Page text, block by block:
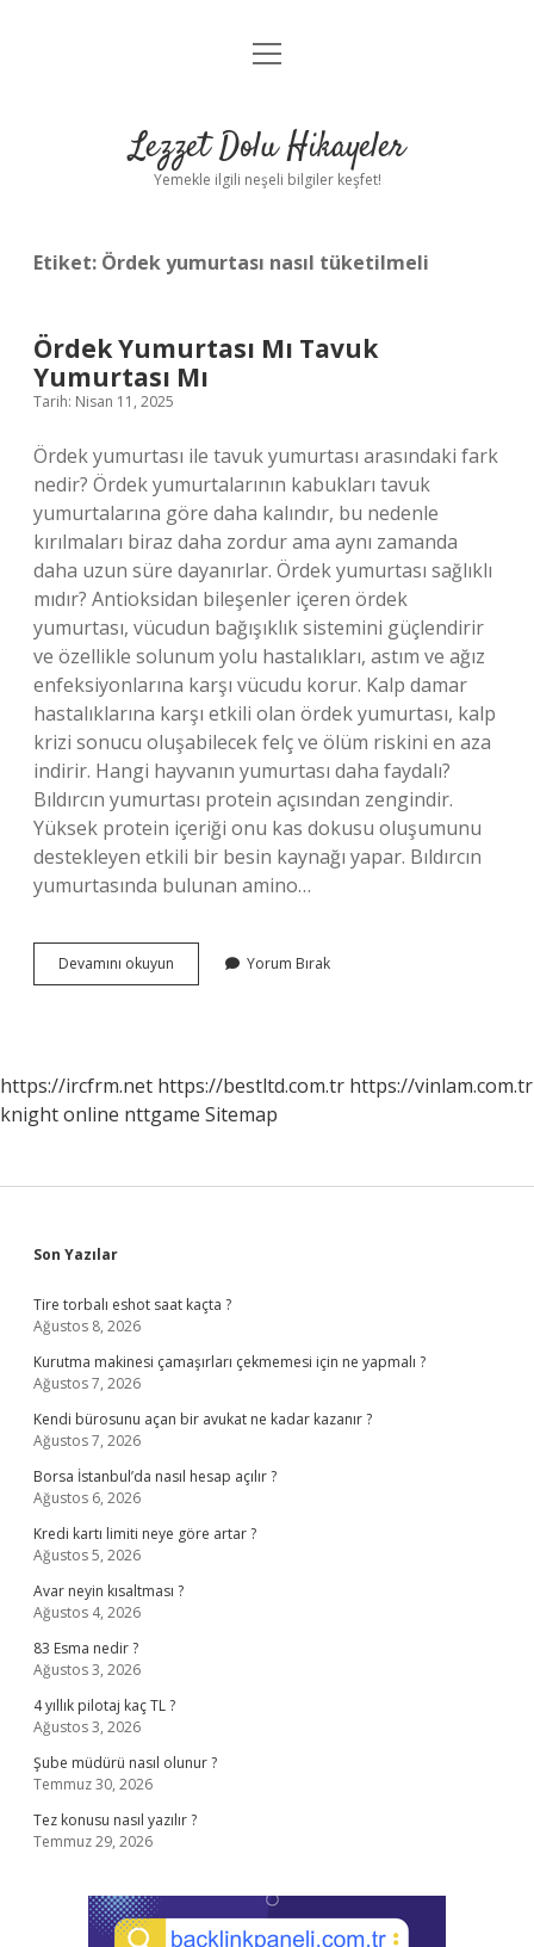
Anasayfa
Yasal Uyarı
menüyü
Lezzet Dolu Hikayeler
Yemekle ilgili neşeli bilgiler keşfet!
Etiket: Ördek yumurtası nasıl tüketilmeli
Ördek Yumurtası Mı Tavuk
Yumurtası Mı
Tarih: Nisan 11, 2025
Ördek yumurtası ile tavuk yumurtası arasındaki fark
nedir? Ördek yumurtalarının kabukları tavuk
yumurtalarına göre daha kalındır, bu nedenle
kırılmaları biraz daha zordur ama aynı zamanda
daha uzun süre dayanırlar. Ördek yumurtası sağlıklı
mıdır? Antioksidan bileşenler içeren ördek
yumurtası, vücudun bağışıklık sistemini güçlendirir
ve özellikle solunum yolu hastalıkları, astım ve ağız
enfeksiyonlarına karşı vücudu korur. Kalp damar
hastalıklarına karşı etkili olan ördek yumurtası, kalp
krizi sonucu oluşabilecek felç ve ölüm riskini en aza
indirir. Hangi hayvanın yumurtası daha faydalı?
Bıldırcın yumurtası protein açısından zengindir.
Yüksek protein içeriği onu kas dokusu oluşumunu
destekleyen etkili bir besin kaynağı yapar. Bıldırcın
yumurtasında bulunan amino…
Devamını okuyun
Yumurtası
Yorum Bırak
https://ircfrm.net https://bestltd.com.tr https://vinlam.com.tr
knight online nttgame Sitemap
Sidebar
Son Yazılar
Tire torbalı eshot saat kaçta ?
Ağustos 8, 2026
Kurutma makinesi çamaşırları çekmemesi için ne yapmalı ?
Ağustos 7, 2026
Kendi bürosunu açan bir avukat ne kadar kazanır ?
Ağustos 7, 2026
Borsa İstanbul’da nasıl hesap açılır ?
Ağustos 6, 2026
Kredi kartı limiti neye göre artar ?
Ağustos 5, 2026
Avar neyin kısaltması ?
Ağustos 4, 2026
83 Esma nedir ?
Ağustos 3, 2026
4 yıllık pilotaj kaç TL ?
Ağustos 3, 2026
Şube müdürü nasıl olunur ?
Temmuz 30, 2026
Tez konusu nasıl yazılır ?
Temmuz 29, 2026